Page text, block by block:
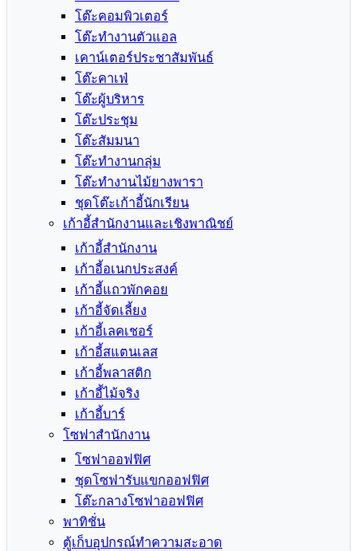
โต๊ะคอมพิวเตอร์
โต๊ะทำงานตัวแอล
เคาน์เตอร์ประชาสัมพันธ์
โต๊ะคาเฟ่
โต๊ะผู้บริหาร
โต๊ะประชุม
โต๊ะสัมมนา
โต๊ะทำงานกลุ่ม
โต๊ะทำงานไม้ยางพารา
ชุดโต๊ะเก้าอี้นักเรียน
เก้าอี้สำนักงานและเชิงพาณิชย์
เก้าอี้สำนักงาน
เก้าอี้อเนกประสงค์
เก้าอี้แถวพักคอย
เก้าอี้จัดเลี้ยง
เก้าอี้เลคเชอร์
เก้าอี้สแตนเลส
เก้าอี้พลาสติก
เก้าอี้ไม้จริง
เก้าอี้บาร์
โซฟาสำนักงาน
โซฟาออฟฟิศ
ชุดโซฟารับแขกออฟฟิศ
โต๊ะกลางโซฟาออฟฟิศ
พาทิชั่น
ตู้เก็บอุปกรณ์ทำความสะอาด